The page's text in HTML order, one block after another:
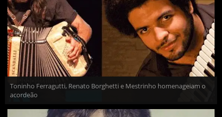
Toninho Ferragutti, Renato Borghetti e Mestrinho homenageiam o
acordeão